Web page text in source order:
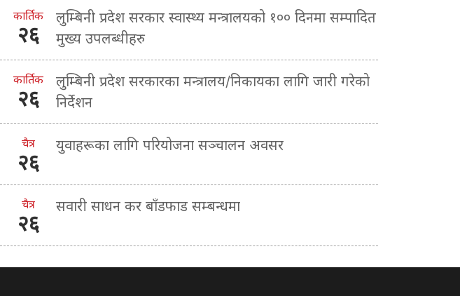
कार्तिक
२६
लुम्बिनी प्रदेश सरकार स्वास्थ्य मन्त्रालयको १०० दिनमा सम्पादित
मुख्य उपलब्धीहरु
कार्तिक
२६
लुम्बिनी प्रदेश सरकारका मन्त्रालय/निकायका लागि जारी गरेको
निर्देशन
चैत्र
२६
युवाहरूका लागि परियोजना सञ्चालन अवसर
चैत्र
२६
सवारी साधन कर बाँडफाड सम्बन्धमा